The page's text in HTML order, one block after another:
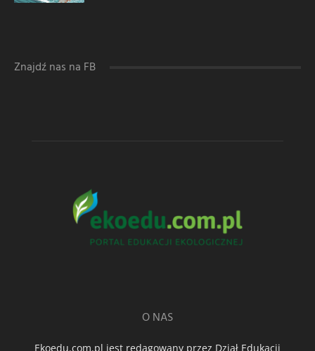
Znajdź nas na FB
O NAS
Ekoedu.com.pl jest redagowany przez Dział Edukacji